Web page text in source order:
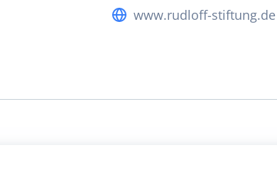
www.rudloff-stiftung.de